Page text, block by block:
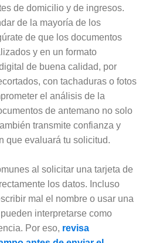
de domicilio y de ingresos.
de la mayoría de los
de que los documentos
y en un formato
de buena calidad, por
con tachaduras o fotos
el análisis de la
de antemano no solo
transmite confianza y
que evaluará tu solicitud.
al solicitar una tarjeta de
los datos. Incluso
mal el nombre o usar una
interpretarse como
Por eso, revisa